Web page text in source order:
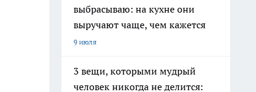
выбрасываю: на кухне они
выручают чаще, чем кажется
9 июля
3 вещи, которыми мудрый
человек никогда не делится: